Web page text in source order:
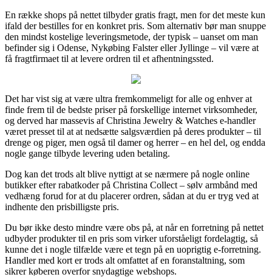
En række shops på nettet tilbyder gratis fragt, men for det meste kun
ifald der bestilles for en konkret pris. Som alternativ bør man snuppe
den mindst kostelige leveringsmetode, der typisk – uanset om man
befinder sig i Odense, Nykøbing Falster eller Jyllinge – vil være at
få fragtfirmaet til at levere ordren til et afhentningssted.
Det har vist sig at være ultra fremkommeligt for alle og enhver at
finde frem til de bedste priser på forskellige internet virksomheder,
og derved har massevis af Christina Jewelry & Watches e-handler
været presset til at at nedsætte salgsværdien på deres produkter – til
drenge og piger, men også til damer og herrer – en hel del, og endda
nogle gange tilbyde levering uden betaling.
Dog kan det trods alt blive nyttigt at se nærmere på nogle online
butikker efter rabatkoder på Christina Collect – sølv armbånd med
vedhæng forud for at du placerer ordren, sådan at du er tryg ved at
indhente den prisbilligste pris.
Du bør ikke desto mindre være obs på, at når en forretning på nettet
udbyder produkter til en pris som virker uforståeligt fordelagtig, så
kunne det i nogle tilfælde være et tegn på en uoprigtig e-forretning.
Handler med kort er trods alt omfattet af en foranstaltning, som
sikrer køberen overfor snydagtige webshops.